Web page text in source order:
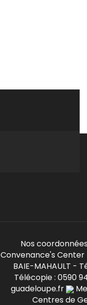
Nos coordonnées
Convenance's Center
BAIE-MAHAULT -
Télécopie : 0590
guadeloupe.fr
Centres de